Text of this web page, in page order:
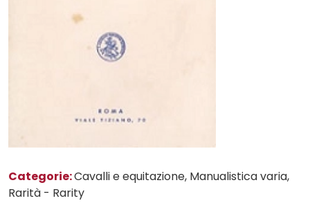
Categorie:Cavalli e equitazione, Manualistica varia,
Rarità - Rarity